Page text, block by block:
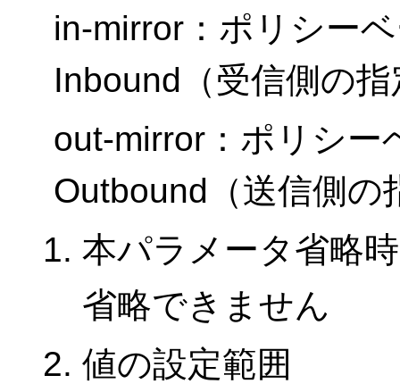
in-mirror：ポリシー
Inbound（受信側の指
out-mirror：ポリシー
Outbound（送信側の
本パラメータ省略
省略できません
値の設定範囲